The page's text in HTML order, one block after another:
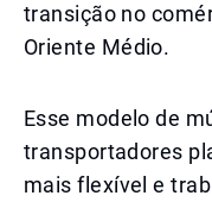
transição no
Oriente Médio.
Esse modelo de
transportadores
mais flexível e